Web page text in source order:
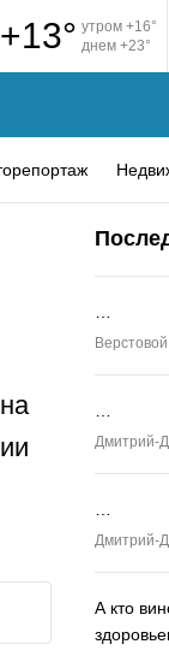
+13° утром +16°
днем +23°
Верстовой
Дмитрий-
Дмитрий-
А кто